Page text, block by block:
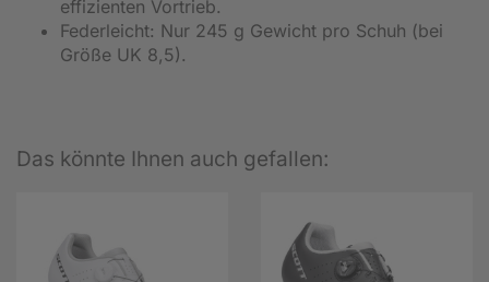
effizienten Vortrieb.
Federleicht: Nur 245 g Gewicht pro Schuh (bei
Größe UK 8,5).
Das könnte Ihnen auch gefallen: